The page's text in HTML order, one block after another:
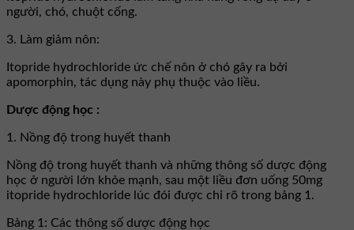
người, chó, chuột cống.
3. Làm giảm nôn:
Itopride hydrochloride ức chế nôn ở chó gây ra bởi
apomorphin, tác dụng này phụ thuộc vào liều.
Dược động học :
1. Nồng độ trong huyết thanh
Nồng độ trong huyết thanh và những thông số dược động
học ở người lớn khỏe mạnh, sau một liều đơn uống 50mg
itopride hydrochloride lúc đói được chỉ rõ trong bảng 1.
Bảng 1: Các thông số dược động học